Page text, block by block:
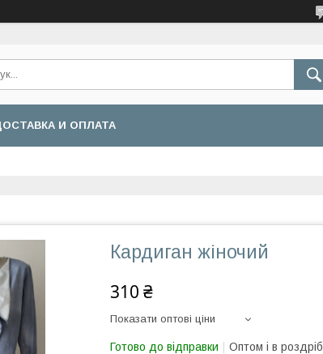
И ОПЛАТА
Кардиган жіночий
310 ₴
Показати оптові ціни
Готово до відправки Оптом і в роздріб